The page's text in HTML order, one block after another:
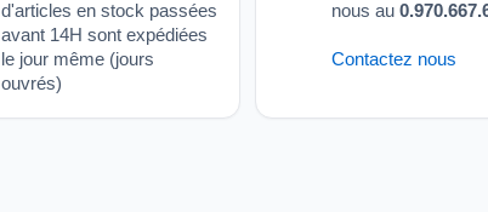
d'articles en stock passées
avant 14H sont expédiées
le jour même (jours
ouvrés)
nous au
Contactez nous